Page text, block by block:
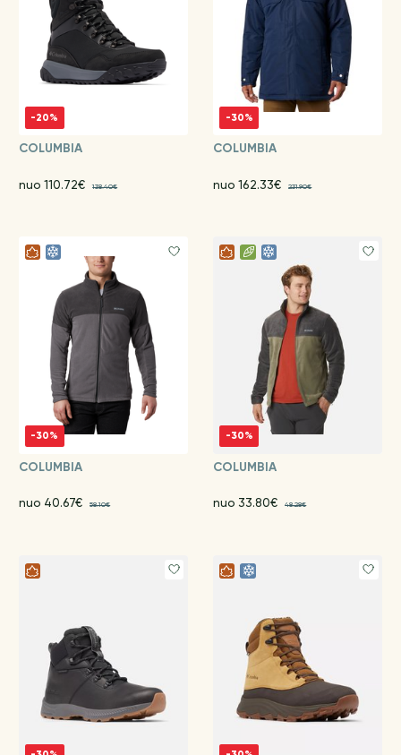
-20%
COLUMBIA
nuo 110.72€ 138.40€
-30%
COLUMBIA
nuo 162.33€ 231.90€
-30%
COLUMBIA
nuo 40.67€ 58.10€
-30%
COLUMBIA
nuo 33.80€ 48.28€